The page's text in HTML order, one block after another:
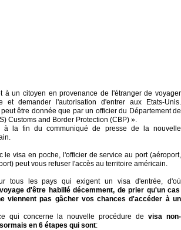
à un citoyen en provenance de l'étranger de voyager
et demander l'autorisation d'entrer aux Etats-Unis.
être donnée que par un officier du Département de
Customs and Border Protection (CBP) ».
à la fin du communiqué de presse de la nouvelle
le visa en poche, l'officier de service au port (aéroport,
peut vous refuser l'accès au territoire américain.
tous les pays qui exigent un visa d'entrée, d'où
d'être habillé décemment, de prier qu'un cas
viennent pas gâcher vos chances d'accéder à un
qui concerne la nouvelle procédure devisa non-
en 6 étapes qui sont: